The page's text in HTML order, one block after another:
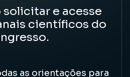
solicitar e acesse
científicos do
as orientações para